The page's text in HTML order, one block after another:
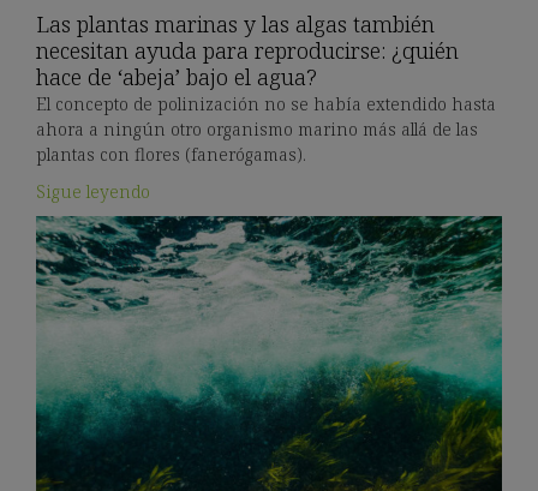
Las plantas marinas y las algas también
necesitan ayuda para reproducirse: ¿quién
hace de ‘abeja’ bajo el agua?
El concepto de polinización no se había extendido hasta
ahora a ningún otro organismo marino más allá de las
plantas con flores (fanerógamas).
Sigue leyendo